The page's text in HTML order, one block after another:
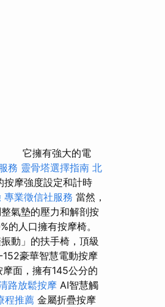
它擁有強大的電
務 靈骨塔選擇指南 北
按摩強度設定和計時
專業徵信社服務 當然，
氣墊的壓力和解剖按
人口擁有按摩椅。
動」的扶手椅，頂級
152豪華智慧電動按摩
摩面，擁有145公分的
路放鬆按摩 AI智慧觸
程推薦 金屬折疊按摩